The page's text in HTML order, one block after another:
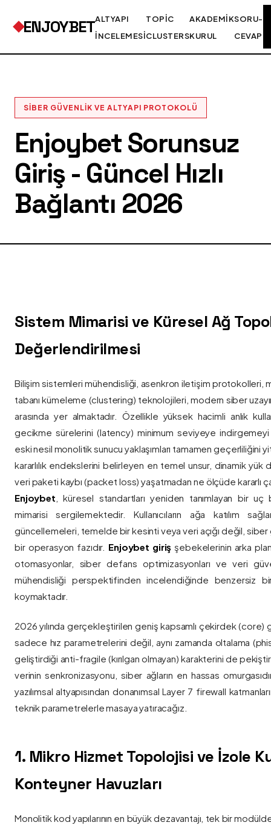
ENJOYBETALTYAPI
İNCELEMESI
TOPIC
CLUSTERS
AKADEMIK
KURUL
SORU-
CEVAP
SIBER GÜVENLIK VE ALTYAPI PROTOKOLÜ
Enjoybet Sorunsuz
Giriş - Güncel Hızlı
Bağlantı 2026
Sistem Mimarisi ve Küresel Ağ
Değerlendirilmesi
Bilişim sistemleri mühendisliği, asenkron iletişim protokolleri,
tabanı kümeleme (clustering) teknolojileri, modern siber
arasında yer almaktadır. Özellikle yüksek hacimli anlık
gecikme sürelerini (latency) minimum seviyeye
eski nesil monolitik sunucu yaklaşımları tamamen geçerliliğini
kararlılık endekslerini belirleyen en temel unsur, dinamik yük
veri paketi kaybı (packet loss) yaşatmadan ne ölçüde kararlı
Enjoybet , küresel standartları yeniden tanımlayan bir
mimarisi sergilemektedir. Kullanıcıların ağa katılım
güncellemeleri, temelde bir kesinti veya veri açığı değil, siber
bir operasyon fazıdır. Enjoybet giriş şebekelerinin arka
otomasyonlar, siber defans optimizasyonları ve veri
mühendisliği perspektifinden incelendiğinde benzersiz
koymaktadır.
2026 yılında gerçekleştirilen geniş kapsamlı çekirdek
sadece hız parametrelerini değil, aynı zamanda oltalama
geliştirdiği anti-fragile (kırılgan olmayan) karakterini de
verinin senkronizasyonu, siber ağların en hassas
yazılımsal altyapısından donanımsal Layer 7 firewall
teknik parametrelerle masaya yatıracağız.
1. Mikro Hizmet Topolojisi ve İzole
Konteyner Havuzları
Monolitik kod yapılarının en büyük dezavantajı, tek bir